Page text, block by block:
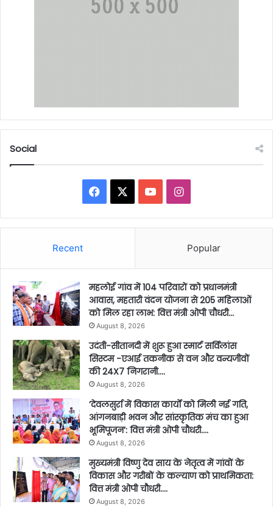
Social
Facebook YouTubeInstagram
Recent Popular
महलोई गांव में 104 परिवारों को प्रधानमंत्री
आवास, महतारी वंदन योजना से 205 महिलाओं
को मिल रहा लाभ: वित्त मंत्री ओपी चौधरी…
August 8, 2026
उदंती-सीतानदी में शुरू हुआ स्मार्ट सर्विलांस
सिस्टम -एआई तकनीक से वन और वन्यजीवों
की 24X7 निगरानी….
August 8, 2026
’देवलसुर्रा में विकास कार्यों को मिली नई गति,
आंगनबाड़ी भवन और सांस्कृतिक मंच का हुआ
भूमिपूजन’: वित्त मंत्री ओपी चौधरी….
August 8, 2026
मुख्यमंत्री विष्णु देव साय के नेतृत्व में गांवों के
विकास और गरीबों के कल्याण को प्राथमिकता:
वित्त मंत्री ओपी चौधरी….
August 8, 2026